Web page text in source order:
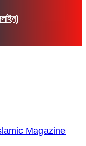
Islamic Magazine